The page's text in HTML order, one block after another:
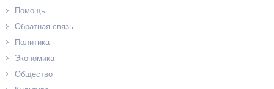
Помощь
Обратная связь
Политика
Экономика
Общество